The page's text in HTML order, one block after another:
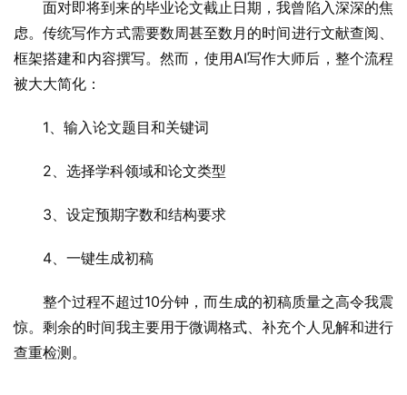
面对即将到来的毕业论文截止日期，我曾陷入深深的焦
虑。传统写作方式需要数周甚至数月的时间进行文献查阅、
框架搭建和内容撰写。然而，使用AI写作大师后，整个流程
被大大简化：
1、输入论文题目和关键词
2、选择学科领域和论文类型
3、设定预期字数和结构要求
4、一键生成初稿
整个过程不超过10分钟，而生成的初稿质量之高令我震
惊。剩余的时间我主要用于微调格式、补充个人见解和进行
查重检测。